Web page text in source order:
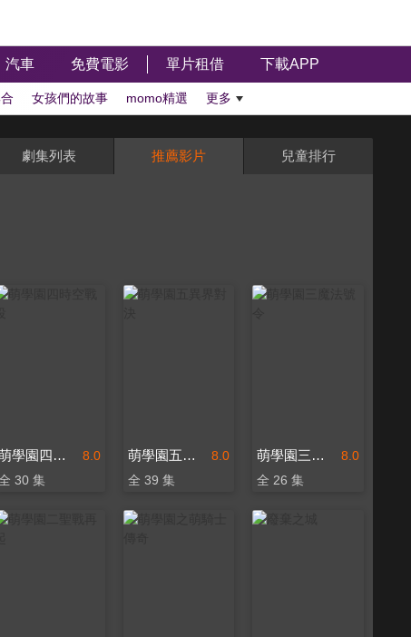
汽車 免費電影 單片租借 下載APP
女孩們的故事 momo精選 更多
劇集列表 推薦影片 兒童排行
8.0
萌學園四時空戰役
30 集
8.0
萌學園五異界對決
全 39 集
8.0
萌學園三魔法號令
全 26 集